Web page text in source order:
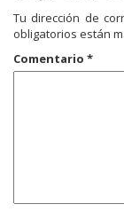
Tu dirección de
obligatorios están
Comentario *